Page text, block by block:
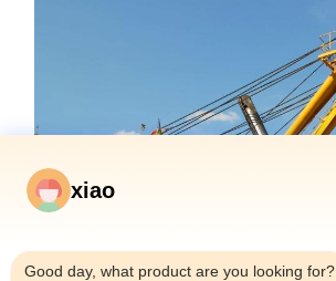
xiao
Good day, what product are you looking for?